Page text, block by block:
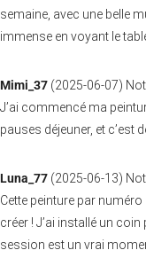
semaine, avec une belle
immense en voyant le
Mimi_37 (2025-06-07)
J’ai commencé ma
pauses déjeuner, et c’est
Luna_77 (2025-06-13)
Cette peinture par
créer ! J’ai installé un
session est un vrai